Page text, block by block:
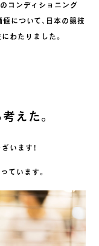
コンディショニング
について、日本の競技
わたりました。
えた。
います！
ています。